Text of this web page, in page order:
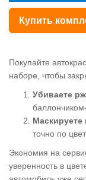
Купить
Покупайте
наборе, чтобы
Убиваете
Маскируете
точно по
Экономия на
уверенность в